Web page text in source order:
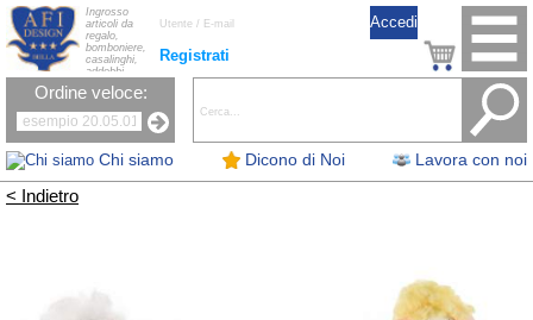
Chi siamo Dicono di Noi Lavora con noi
Registrati
Ingrosso
articoli da
regalo,
bomboniere,
casalinghi,
addobbi
natalizi, nastri,
oggettistica,
la tavola, fiori
artificiali e
candele.
Ordine veloce:
< Indietro